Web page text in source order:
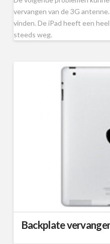
vervangen van de 3G
vinden. De iPad heeft een
steeds weg.
Backplate